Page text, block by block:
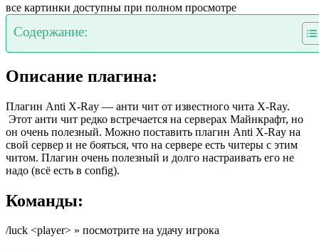
все картинки доступны при полном просмотре
Содержание:
Описание плагина:
Плагин Anti X-Ray — анти чит от известного чита X-Ray.
Этот анти чит редко встречается на серверах Майнкрафт, но
он очень полезный. Можно поставить плагин Anti X-Ray на
свой сервер и не бояться, что на сервере есть читеры с этим
читом. Плагин очень полезный и долго настраивать его не
надо (всё есть в config).
Команды:
/luck <player> » посмотрите на удачу игрока